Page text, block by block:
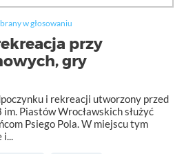
w głosowaniu
przy
gry
i rekreacji utworzony przed
Piastów Wrocławskich służyć
Psiego Pola. W miejscu tym
i...